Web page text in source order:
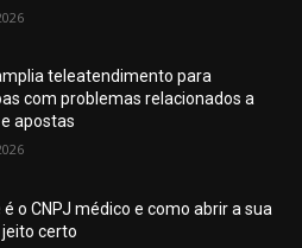
teleatendimento para
com problemas relacionados a
apostas
é o CNPJ médico e como abrir a sua
jeito certo